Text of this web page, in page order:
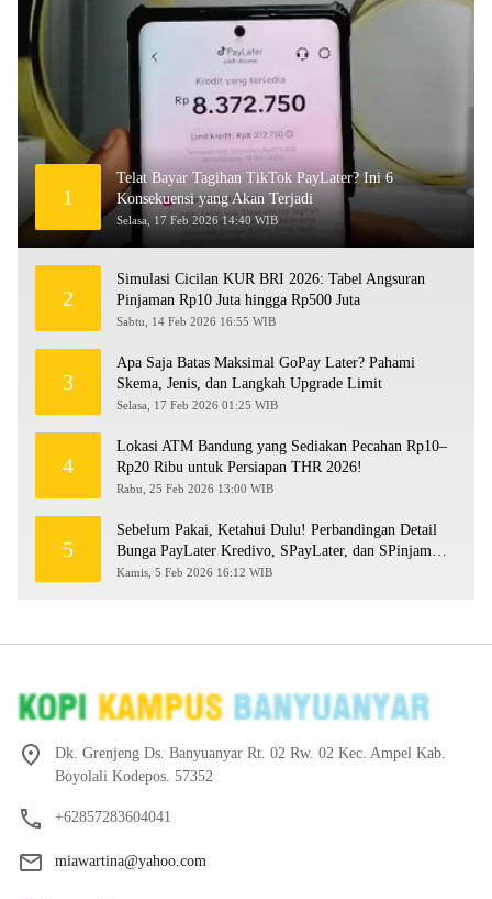
1
Telat Bayar Tagihan TikTok PayLater? Ini 6
Konsekuensi yang Akan Terjadi
Selasa, 17 Feb 2026 14:40 WIB
2
Simulasi Cicilan KUR BRI 2026: Tabel Angsuran
Pinjaman Rp10 Juta hingga Rp500 Juta
Sabtu, 14 Feb 2026 16:55 WIB
3
Apa Saja Batas Maksimal GoPay Later? Pahami
Skema, Jenis, dan Langkah Upgrade Limit
Selasa, 17 Feb 2026 01:25 WIB
4
Lokasi ATM Bandung yang Sediakan Pecahan Rp10–
Rp20 Ribu untuk Persiapan THR 2026!
Rabu, 25 Feb 2026 13:00 WIB
5
Sebelum Pakai, Ketahui Dulu! Perbandingan Detail
Bunga PayLater Kredivo, SPayLater, dan SPinjam
2026
Kamis, 5 Feb 2026 16:12 WIB
Dk. Grenjeng Ds. Banyuanyar Rt. 02 Rw. 02 Kec. Ampel Kab.
Boyolali Kodepos. 57352
+62857283604041
miawartina@yahoo.com